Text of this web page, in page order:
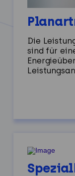
Die
sind für